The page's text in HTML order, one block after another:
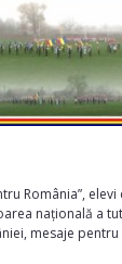
România”,
națională a
mesaje